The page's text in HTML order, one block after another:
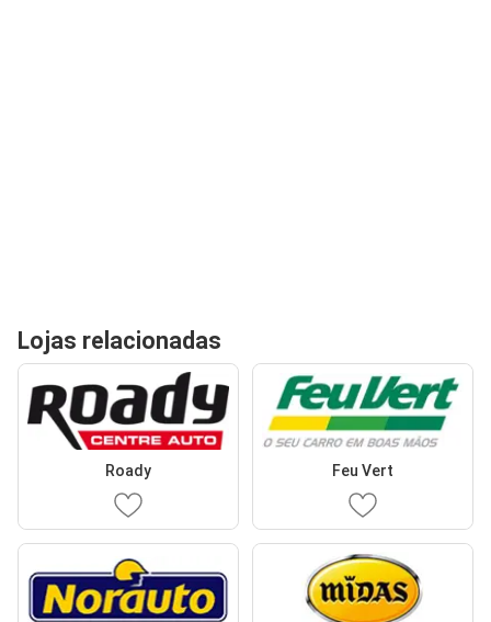
Lojas relacionadas
Roady Feu Vert